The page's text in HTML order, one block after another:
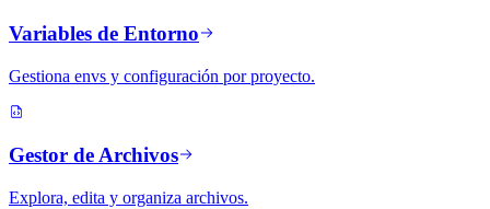
Variables de Entorno
Gestiona envs y configuración por proyecto.
Gestor de Archivos
Explora, edita y organiza archivos.